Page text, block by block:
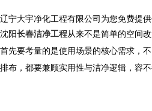
辽宁大宇净化工程有限公司为您免费提供
沈阳长春洁净工程从来不是简单的空间
首先要考量的是使用场景的核心需求，
排布，都要兼顾实用性与洁净逻辑，容